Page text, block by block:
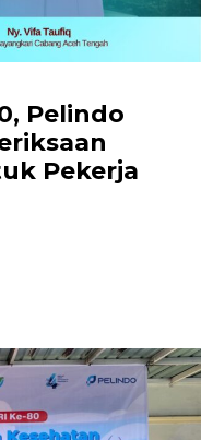
Pelindo
Pekerja